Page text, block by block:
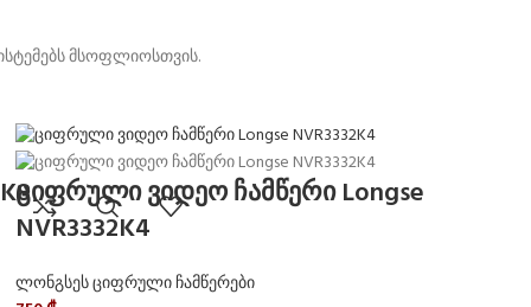
მსოფლიოსთვის.
ციფრული ვიდეო ჩამწერი Longse
NVR3332K4
ლონგსეს ციფრული ჩამწერები